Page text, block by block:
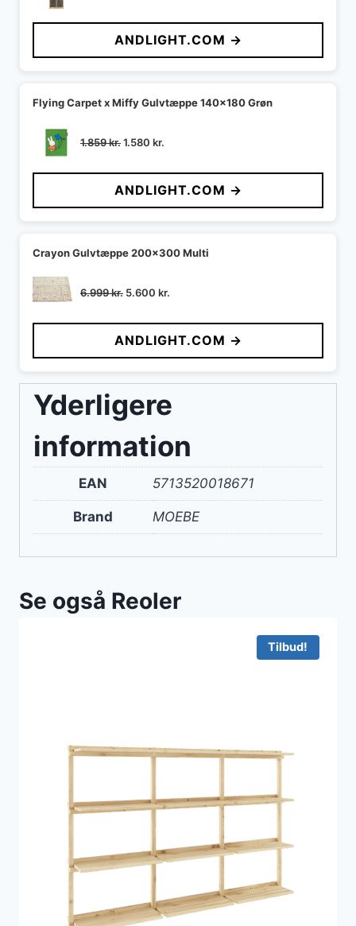
pris
var:
1.899 kr..
pris
er:
1.425 kr..
ANDLIGHT.COM →
Flying Carpet x Miffy Gulvtæppe 140x180 Grøn
1.859kr.Den
pris
var:
1.859 kr..
1.580 kr.
pris
er:
1.580 kr..
ANDLIGHT.COM →
Crayon Gulvtæppe 200x300 Multi
6.999kr. Den
pris
var:
6.999 kr..
5.600 kr.
pris
er:
5.600 kr..
ANDLIGHT.COM →
Yderligere
information
EAN 5713520018671
Brand MOEBE
Se også Reoler
Tilbud!